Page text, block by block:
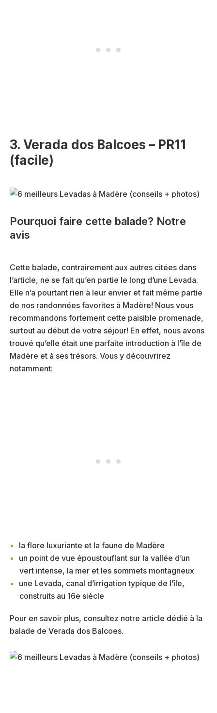
3. Verada dos Balcoes – PR11
(facile)
Pourquoi faire cette balade? Notre
avis
Cette balade, contrairement aux autres citées dans
l’article, ne se fait qu’en partie le long d’une Levada.
Elle n’a pourtant rien à leur envier et fait même partie
de nos randonnées favorites à Madère! Nous vous
recommandons fortement cette paisible promenade,
surtout au début de votre séjour! En effet, nous avons
trouvé qu’elle était une parfaite introduction à l’île de
Madère et à ses trésors. Vous y découvrirez
notamment:
la flore luxuriante et la faune de Madère
un point de vue époustouflant sur la vallée d’un
vert intense, la mer et les sommets montagneux
une Levada, canal d’irrigation typique de l’île,
construits au 16e siècle
Pour en savoir plus, consultez notre article dédié à la
balade de Verada dos Balcoes.